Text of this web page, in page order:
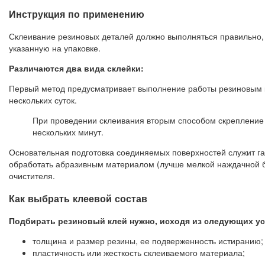
Инструкция по применению
Склеивание резиновых деталей должно выполняться
указанную на упаковке.
Различаются два вида склейки:
Первый метод предусматривает выполнение работы
нескольких суток.
При проведении склеивания вторым способом
нескольких минут.
Основательная подготовка соединяемых поверхностей служит
обработать абразивным материалом (лучше мелкой наждачной
очистителя.
Как выбрать клеевой состав
Подбирать резиновый клей нужно, исходя из следующих
толщина и размер резины, ее подверженность истиранию;
пластичность или жесткость склеиваемого материала;